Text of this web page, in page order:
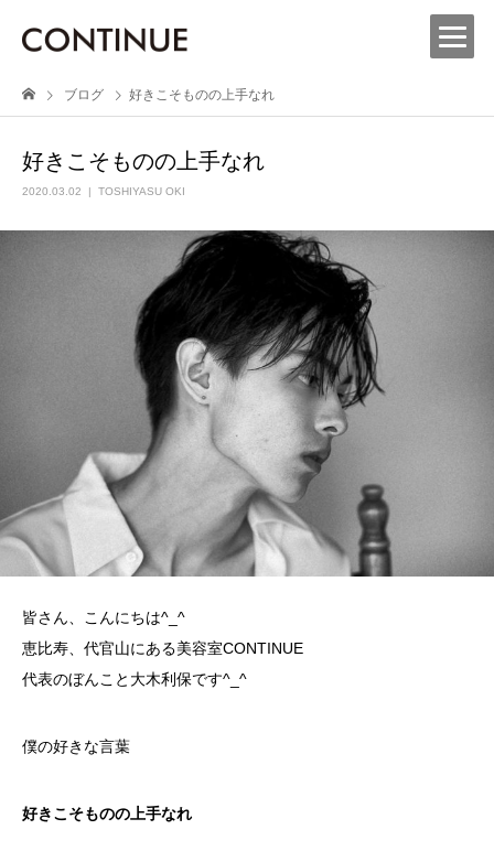
ブログ 好きこそものの上手なれ
好きこそものの上手なれ
2020.03.02 TOSHIYASU OKI
皆さん、こんにちは^_^
恵比寿、代官山にある美容室CONTINUE
代表のぼんこと大木利保です^_^
僕の好きな言葉
好きこそものの上手なれ